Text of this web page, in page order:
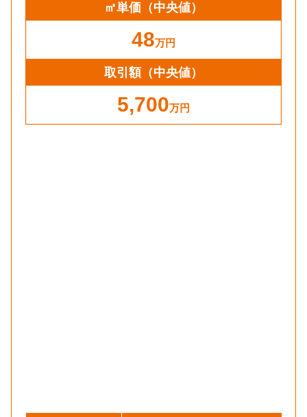
㎡単価 （中央値）
48万円
取引額（中央値）
5,700万円